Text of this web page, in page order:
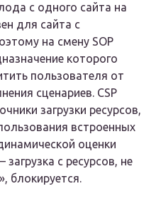
с одного сайта на
для сайта с
на смену SOP
которого
пользователя от
сценариев. CSP
загрузки ресурсов,
встроенных
оценки
с ресурсов, не
блокируется.